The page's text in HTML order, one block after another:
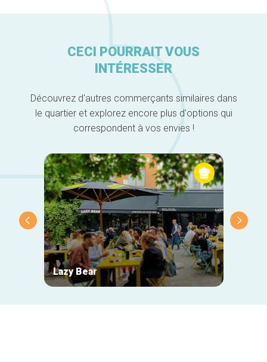
CECI POURRAIT VOUS
INTÉRESSER
Découvrez d'autres commerçants similaires dans
le quartier et explorez encore plus d'options qui
correspondent à vos envies !
Lazy Bear